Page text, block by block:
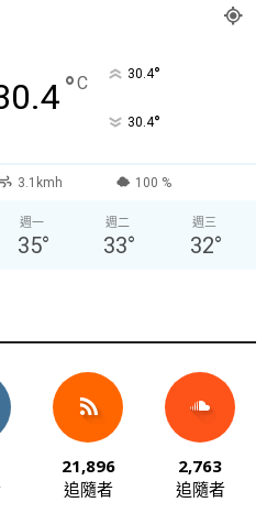
°C 30.4°
30.4°
3.1kmh 100 %
週一
35°
週二
33°
週三
32°
21,896
追隨者
2,763
追隨者